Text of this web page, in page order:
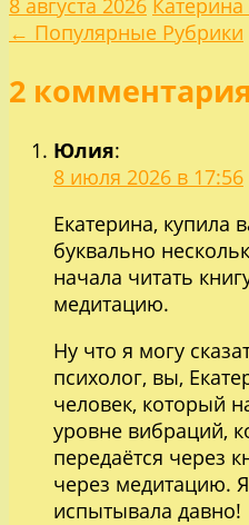
Навигация
по
записям
← Популярные Рубрики
2
Юлия:
8 июля 2026 в 17:56
Екатерина, купила
буквально
начала читать
медитацию.
Ну что я могу
психолог, вы,
человек, который
уровне вибраций,
передаётся через
через медитацию.
испытывала давно!